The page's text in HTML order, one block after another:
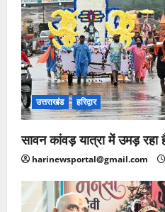
उत्तराखंड हरिद्वार
सावन कांवड़ यात्रा में उमड़
harinewsportal@gmail.com